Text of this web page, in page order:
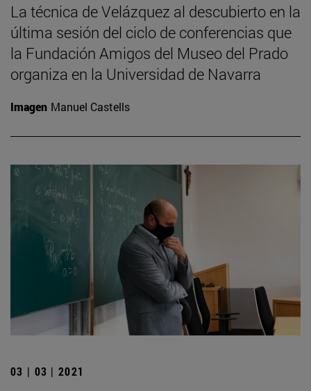
La técnica de Velázquez al descubierto en la
última sesión del ciclo de conferencias que
la Fundación Amigos del Museo del Prado
organiza en la Universidad de Navarra
Imagen Manuel Castells
03 | 03 | 2021